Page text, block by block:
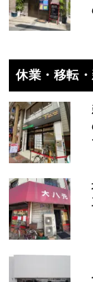
休業・移転